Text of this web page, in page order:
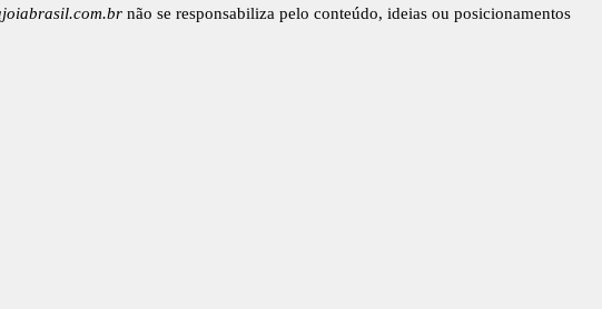
não se responsabiliza pelo conteúdo, ideias ou posicionamentos